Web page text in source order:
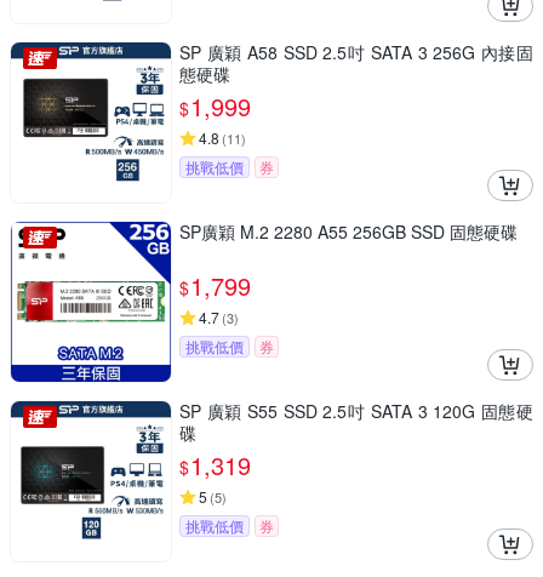
SP 廣穎 A58 SSD 2.5吋 SATA 3 256G 內接固
態硬碟
$1,999
4.8 (11)
挑戰低價 券
SP廣穎 M.2 2280 A55 256GB SSD 固態硬碟
$1,799
4.7(3)
挑戰低價 券
SP 廣穎 S55 SSD 2.5吋 SATA 3 120G 固態硬
碟
$1,319
5 (5)
挑戰低價 券